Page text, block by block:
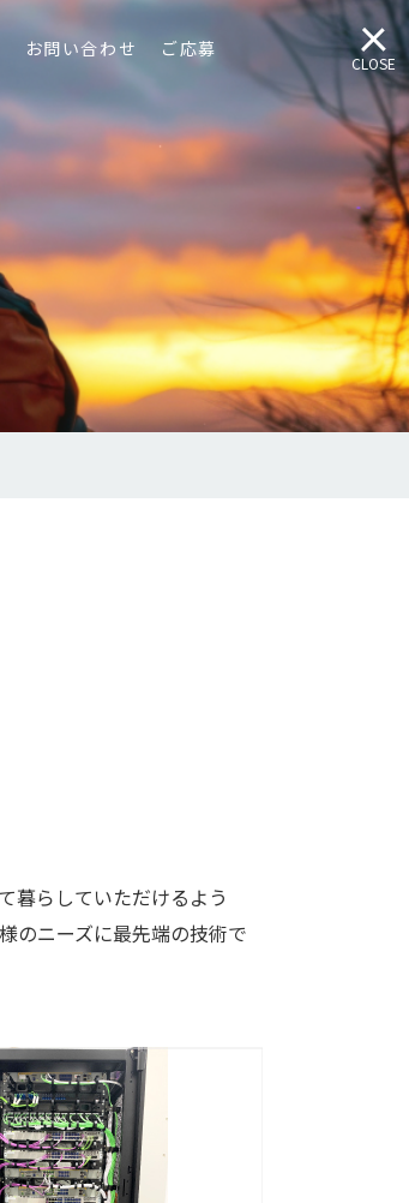
お問い合わせ ご応募
CLOSE
暮らしていただけるよう
のニーズに最先端の技術で